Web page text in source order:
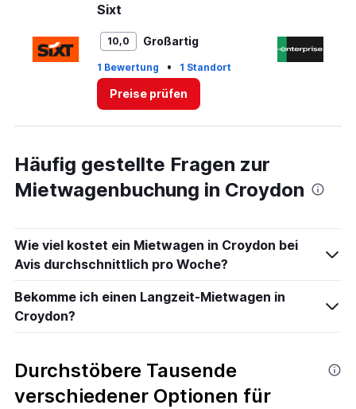
30.
Sixt
10,0 Großartig
1 Bewertung • 1 Standort
Preise prüfen
Häufig gestellte Fragen zur
Mietwagenbuchung in Croydon
Wie viel kostet ein Mietwagen in Croydon bei
Avis durchschnittlich pro Woche?
Bekomme ich einen Langzeit-Mietwagen in
Croydon?
Durchstöbere Tausende
verschiedener Optionen für